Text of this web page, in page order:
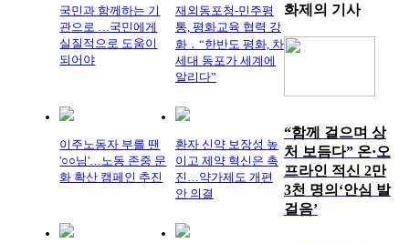
국민과 함께하는 기
관으로 …국민에게
실질적으로 도움이
되어야
재외동포청-민주평
통, 평화교육 협력 강
화 ․ “한반도 평화, 차
세대 동포가 세계에
알리다”
이주노동자 부를 땐
'○○님'…노동 존중 문
화 확산 캠페인 추진
환자 신약 보장성 높
이고 제약 혁신은 촉
진…약가제도 개편
안 의결
화제의 기사
“함께 걸으며 상
처 보듬다” 온·오
프라인 적신 2만
3천 명의‘안심 발
걸음’